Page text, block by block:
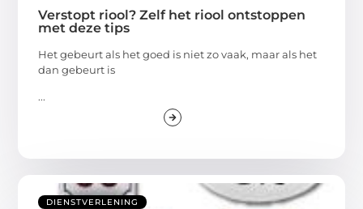
Verstopt riool? Zelf het riool ontstoppen
met deze tips
Het gebeurt als het goed is niet zo vaak, maar als het
dan gebeurt is
...
DIENSTVERLENING